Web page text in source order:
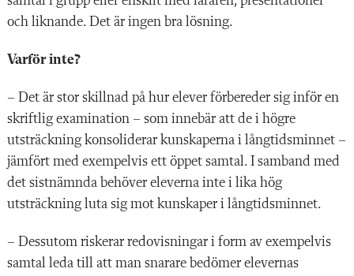
och liknande. Det är ingen bra lösning.
Varför inte?
– Det är stor skillnad på hur elever förbereder sig inför en
skriftlig examination – som innebär att de i högre
utsträckning konsoliderar kunskaperna i långtidsminnet –
jämfört med exempelvis ett öppet samtal. I samband med
det sistnämnda behöver eleverna inte i lika hög
utsträckning luta sig mot kunskaper i långtidsminnet.
– Dessutom riskerar redovisningar i form av exempelvis
samtal leda till att man snarare bedömer elevernas